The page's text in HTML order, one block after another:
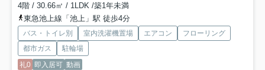
4階 / 30.66㎡ / 1LDK /築1年未満
東急池上線「池上」駅 徒歩4分
バス・トイレ別 室内洗濯機置場 エアコン
フローリング
都市ガス
駐輪場
礼0 即入居可 動画